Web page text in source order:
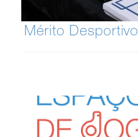
Mérito Desportivo